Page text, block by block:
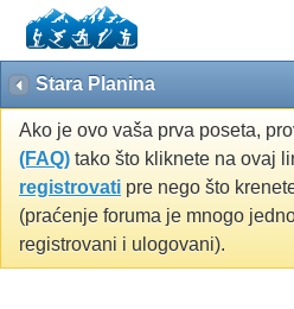
Stara Planina
Ako je ovo vaša prva poseta,
(FAQ) tako što kliknete na ovaj
registrovati pre nego što
(praćenje foruma je mnogo
registrovani i ulogovani).